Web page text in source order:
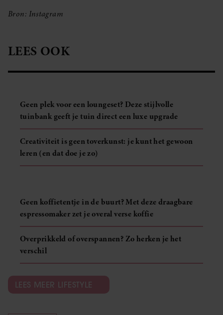
Bron: Instagram
LEES OOK
Geen plek voor een loungeset? Deze stijlvolle
tuinbank geeft je tuin direct een luxe upgrade
Creativiteit is geen toverkunst: je kunt het gewoon
leren (en dat doe je zo)
Geen koffietentje in de buurt? Met deze draagbare
espressomaker zet je overal verse koffie
Overprikkeld of overspannen? Zo herken je het
verschil
LEES MEER LIFESTYLE